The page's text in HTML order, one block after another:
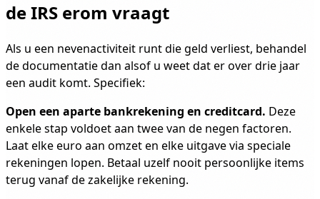
de IRS erom vraagt
Als u een nevenactiviteit runt die geld verliest, behandel
de documentatie dan alsof u weet dat er over drie jaar
een audit komt. Specifiek:
Open een aparte bankrekening en creditcard. Deze
enkele stap voldoet aan twee van de negen factoren.
Laat elke euro aan omzet en elke uitgave via speciale
rekeningen lopen. Betaal uzelf nooit persoonlijke items
terug vanaf de zakelijke rekening.